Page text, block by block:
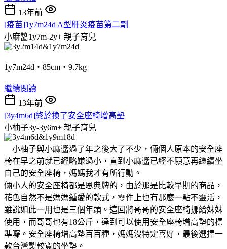
13年前
[疫苗]1y7m24d A型肝炎疫苗第二劑
小麻醬1y7m-2y+ 親子育兒
1y7m24d‧85cm‧9.7kg
繼續閱讀
13年前
[3y4m6d]終於換了安全座椅增高墊
小柚子3y-3y6m+ 親子育兒
小柚子與小麻醬過了年之後大了不少，倆個人原本的安全座
椅在早之前就已經略嫌過小，直到小麻醬已經不願意再繼續坐
自己的安全座椅，媽媽我才有所行動。
倆小人的安全座椅都是恩典牌的，由於那是比較早期的商品，
花色自然不是媽媽鍾愛的款式，零件上也有那麼一點不靈活，
雖說如此一用也是三個年頭。這回將哥哥的安全座椅挪給妹妹
使用，而哥哥也有18公斤，達到可以使用安全座椅增高墊的標
準囉。安全座椅增高墊百百種，媽媽沒特定喜好，最後選擇一
款台灣製較寬的坐墊。